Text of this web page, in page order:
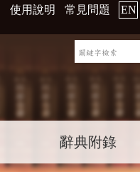
使用說明 常見問題 EN
辭典附錄